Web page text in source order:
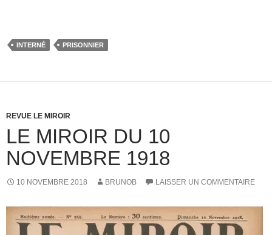
INTERNÉ PRISONNIER
REVUE LE MIROIR
LE MIROIR DU 10
NOVEMBRE 1918
10 NOVEMBRE 2018 BRUNOB LAISSER UN COMMENTAIRE